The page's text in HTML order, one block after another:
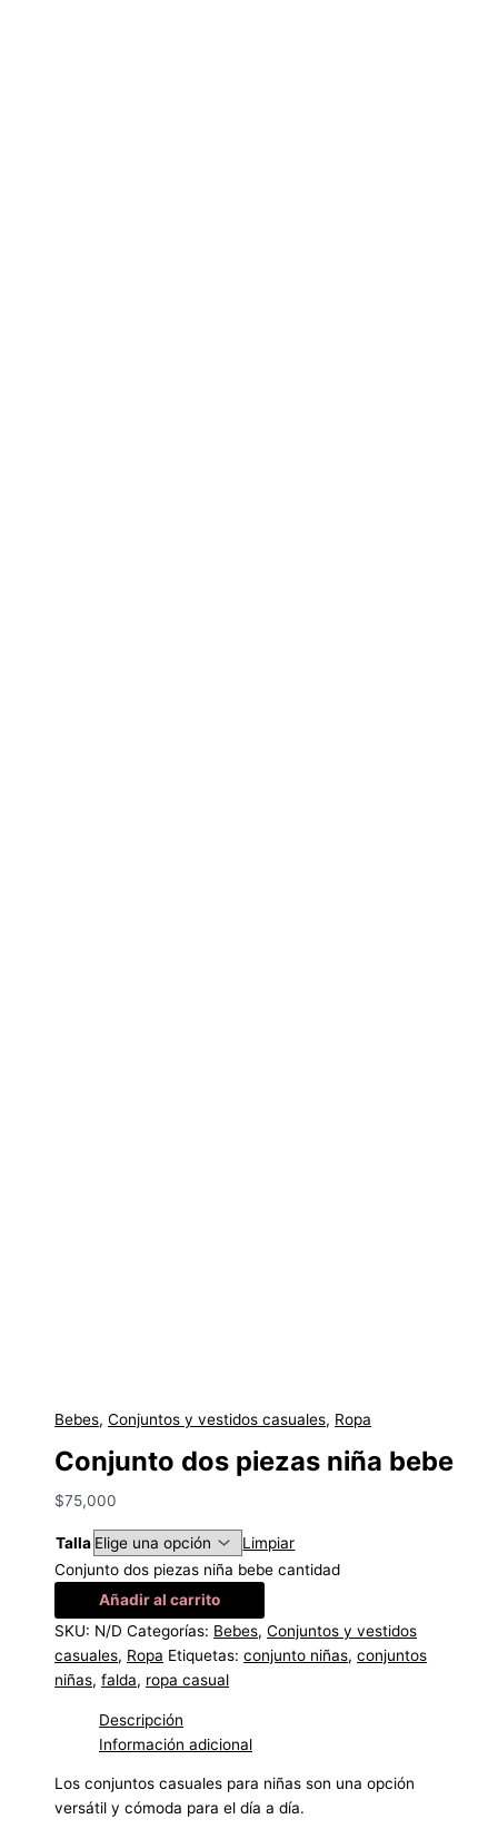
Bebes,Conjuntos y vestidos casuales, Ropa
Conjunto dos piezas niña bebe
$75,000
Talla
Limpiar
Conjunto dos piezas niña bebe cantidad
Añadir al carrito
SKU: N/D Categorías: Bebes,Conjuntos y vestidos
casuales, Ropa Etiquetas:conjunto niñas,conjuntos
niñas,falda, ropa casual
Descripción
Información adicional
Los conjuntos casuales para niñas son una opción
versátil y cómoda para el día a día.